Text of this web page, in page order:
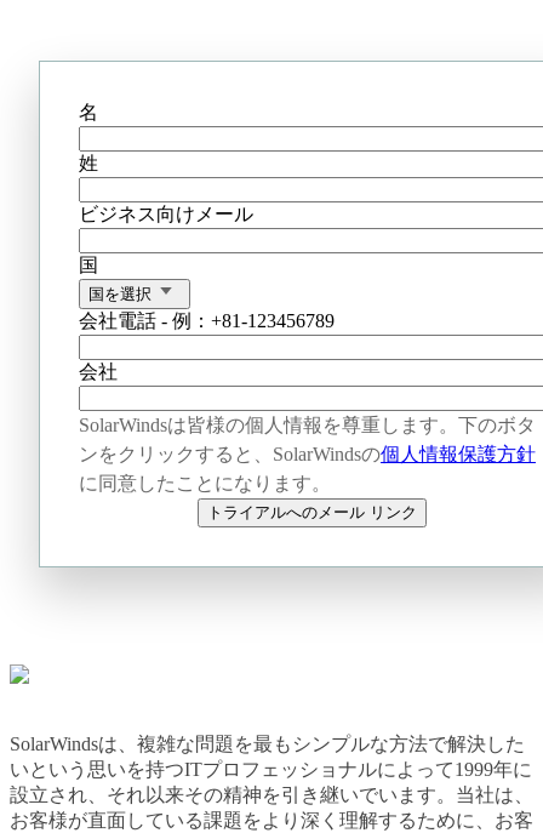
名
姓
ビジネス向けメール
国
国を選択
会社電話 - 例：+81-123456789
会社
SolarWindsは皆様の個人情報を尊重します。下のボタ
ンをクリックすると、SolarWindsの個人情報保護方針
に同意したことになります。
トライアルへのメール リンク
SolarWindsは、複雑な問題を最もシンプルな方法で解決した
いという思いを持つITプロフェッショナルによって1999年に
設立され、それ以来その精神を引き継いでいます。当社は、
お客様が直面している課題をより深く理解するために、お客